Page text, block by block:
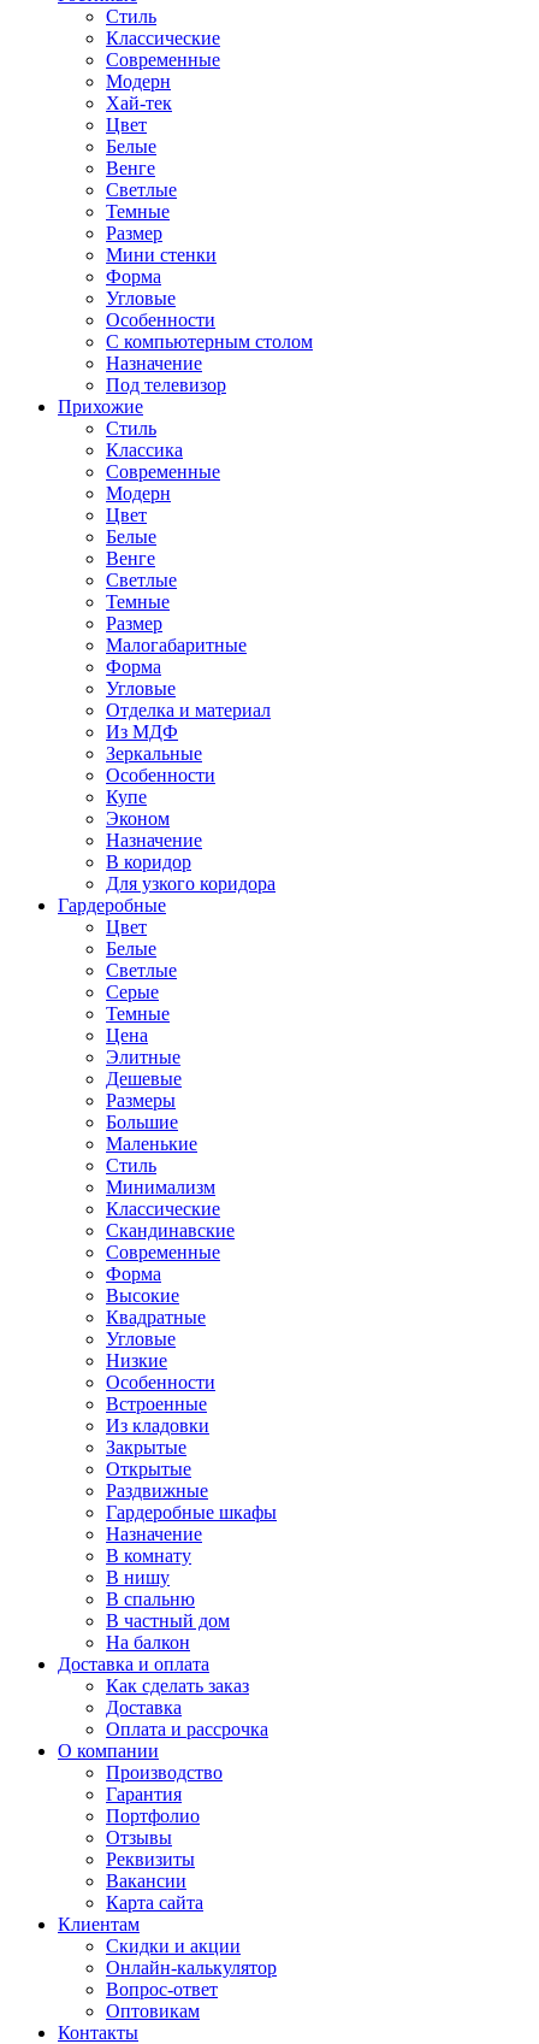
Стиль
Классические
Современные
Модерн
Хай-тек
Цвет
Белые
Венге
Светлые
Темные
Размер
Мини стенки
Форма
Угловые
Особенности
С компьютерным столом
Назначение
Под телевизор
Прихожие
Стиль
Классика
Современные
Модерн
Цвет
Белые
Венге
Светлые
Темные
Размер
Малогабаритные
Форма
Угловые
Отделка и материал
Из МДФ
Зеркальные
Особенности
Купе
Эконом
Назначение
В коридор
Для узкого коридора
Гардеробные
Цвет
Белые
Светлые
Серые
Темные
Цена
Элитные
Дешевые
Размеры
Большие
Маленькие
Стиль
Минимализм
Классические
Скандинавские
Современные
Форма
Высокие
Квадратные
Угловые
Низкие
Особенности
Встроенные
Из кладовки
Закрытые
Открытые
Раздвижные
Гардеробные шкафы
Назначение
В комнату
В нишу
В спальню
В частный дом
На балкон
Доставка и оплата
Как сделать заказ
Доставка
Оплата и рассрочка
О компании
Производство
Гарантия
Портфолио
Отзывы
Реквизиты
Вакансии
Карта сайта
Клиентам
Скидки и акции
Онлайн-калькулятор
Вопрос-ответ
Оптовикам
Контакты